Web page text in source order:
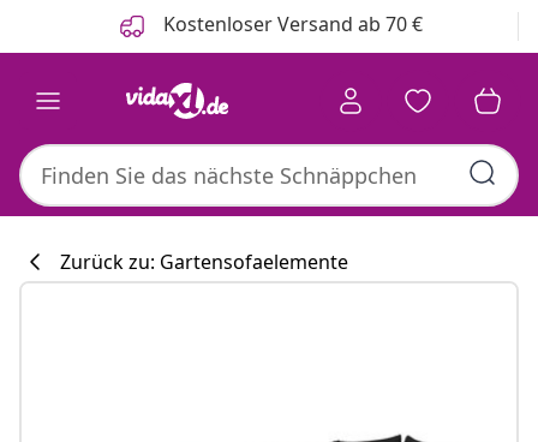
Kostenloser Versand ab 70 €
Zurück zu: Gartensofaelemente